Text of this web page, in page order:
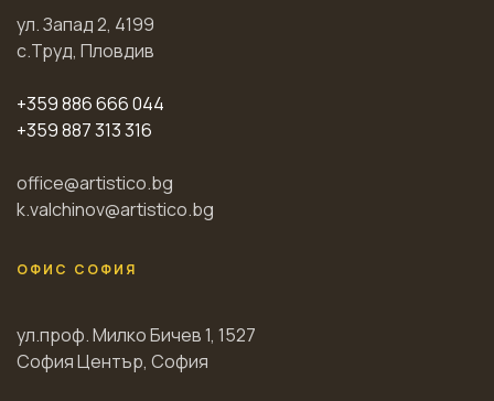
ул. Запад 2, 4199
с.Труд, Пловдив
+359 886 666 044
+359 887 313 316
office@artistico.bg
k.valchinov@artistico.bg
ОФИС СОФИЯ
ул.проф. Милко Бичев 1, 1527
София Център, София